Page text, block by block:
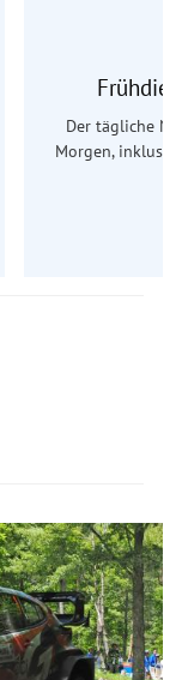
Der tägliche
Morgen,